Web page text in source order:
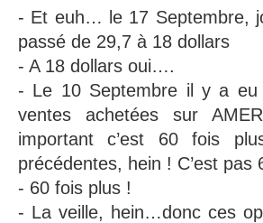
- Et euh… le 17 Septembre,
passé de 29,7 à 18 dollars
- A 18 dollars oui….
- Le 10 Septembre il y a eu
ventes achetées sur
important c’est 60 fois
précédentes, hein ! C’est pas
- 60 fois plus !
- La veille, hein…donc ces